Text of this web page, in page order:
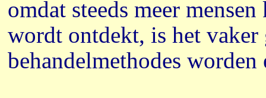
omdat steeds meer
wordt ontdekt, is het vaker
behandelmethodes worden